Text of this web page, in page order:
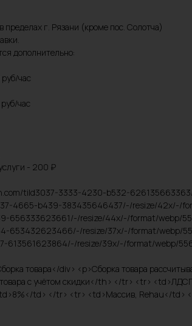
пределах г. Рязани (кроме пос. Солотча)
дополнительно:
час
час
- 200 ₽
tild3037-3333-4230-b532-
4665-b439-383435646437/-/resize/42x/-/
resize/44x/-/format/webp/
resize/37x/-/format/webp/
resize/39x/-/format/webp/
товара</div> <p>Сборка товара
с учётом скидки</th> </tr> <tr>
td> </tr> <tr> <td>Массив, Rehau</td>